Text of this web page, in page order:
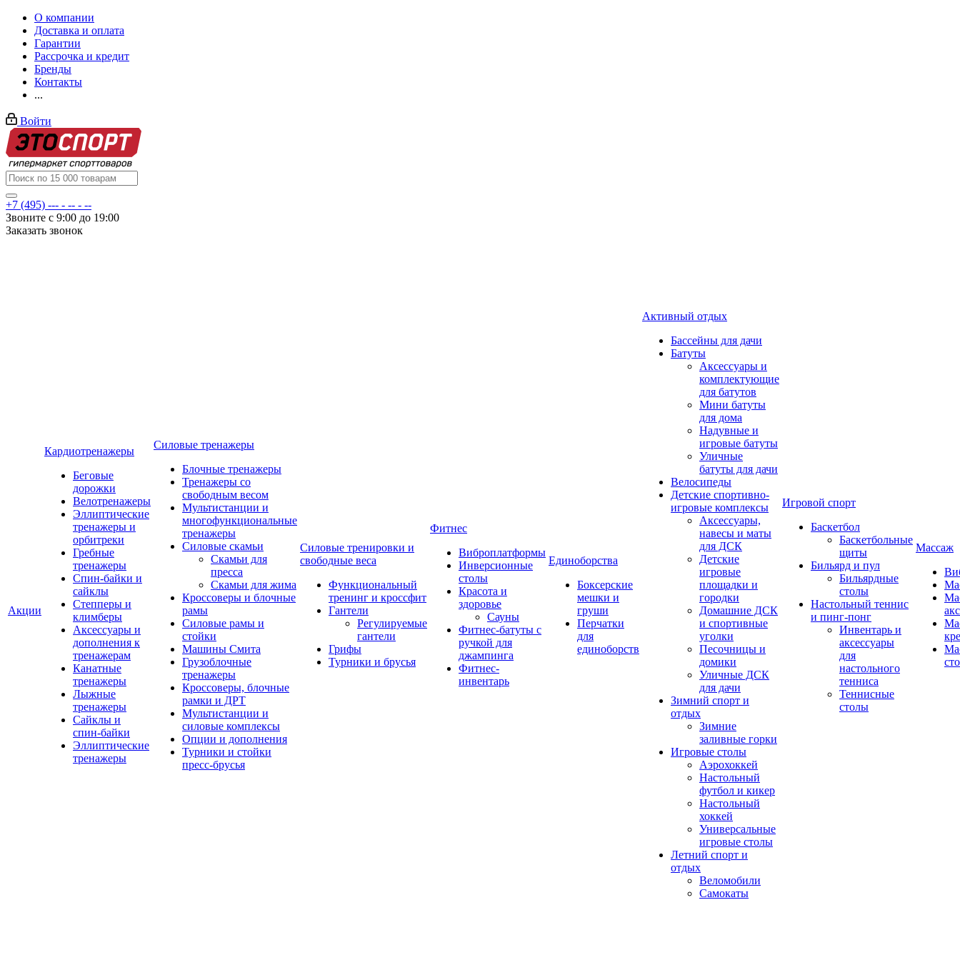
О компании
Доставка и оплата
Гарантии
Рассрочка и кредит
Бренды
Контакты
...
Войти
+7 (495) --- - -- - --
Звоните с 9:00 до 19:00
Заказать звонок
Акции
Кардиотренажеры
Беговые
дорожки
Велотренажеры
Эллиптические
тренажеры и
орбитреки
Гребные
тренажеры
Спин-байки и
сайклы
Степперы и
климберы
Аксессуары и
дополнения к
тренажерам
Канатные
тренажеры
Лыжные
тренажеры
Сайклы и
спин-байки
Эллиптические
тренажеры
Силовые тренажеры
Блочные тренажеры
Тренажеры со
свободным весом
Мультистанции и
многофункциональные
тренажеры
Силовые скамьи
Скамьи для
пресса
Скамьи для жима
Кроссоверы и блочные
рамы
Силовые рамы и
стойки
Машины Смита
Грузоблочные
тренажеры
Кроссоверы, блочные
рамки и ДРТ
Мультистанции и
силовые комплексы
Опции и дополнения
Турники и стойки
пресс-брусья
Силовые тренировки и
свободные веса
Функциональный
тренинг и кроссфит
Гантели
Регулируемые
гантели
Грифы
Турники и брусья
Фитнес
Виброплатформы
Инверсионные
столы
Красота и
здоровье
Сауны
Фитнес-батуты с
ручкой для
джампинга
Фитнес-
инвентарь
Единоборства
Боксерские
мешки и
груши
Перчатки
для
единоборств
Активный отдых
Бассейны для дачи
Батуты
Аксессуары и
комплектующие
для батутов
Мини батуты
для дома
Надувные и
игровые батуты
Уличные
батуты для дачи
Велосипеды
Детские спортивно-
игровые комплексы
Аксессуары,
навесы и маты
для ДСК
Детские
игровые
площадки и
городки
Домашние ДСК
и спортивные
уголки
Песочницы и
домики
Уличные ДСК
для дачи
Зимний спорт и
отдых
Зимние
заливные горки
Игровые столы
Аэрохоккей
Настольный
футбол и кикер
Настольный
хоккей
Универсальные
игровые столы
Летний спорт и
отдых
Веломобили
Самокаты
Игровой спорт
Баскетбол
Баскетбольные
щиты
Бильярд и пул
Бильярдные
столы
Настольный теннис
и пинг-понг
Инвентарь и
аксессуары
для
настольного
тенниса
Теннисные
столы
Массаж